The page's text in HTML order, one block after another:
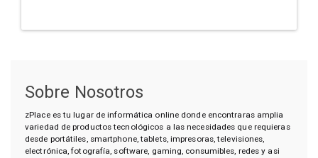
Sobre Nosotros
zPlace es tu lugar de informática online donde encontraras amplia
variedad de productos tecnológicos a las necesidades que requieras
desde portátiles, smartphone, tablets, impresoras, televisiones,
electrónica, fotografía, software, gaming, consumibles, redes y asi